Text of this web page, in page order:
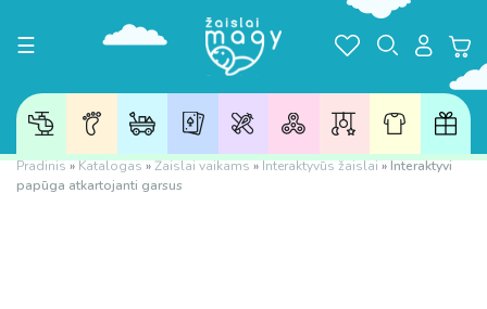
Toggle navigation
☰
Pradinis»Katalogas»Žaislai vaikams»Interaktyvūs žaislai»Interaktyvi
papūga atkartojanti garsus